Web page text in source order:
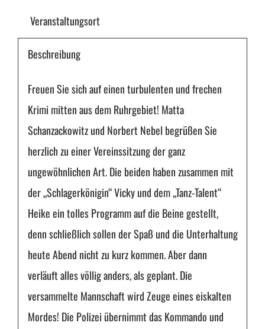
Veranstaltungsort
Beschreibung
Freuen Sie sich auf einen turbulenten und frechen
Krimi mitten aus dem Ruhrgebiet! Matta
Schanzackowitz und Norbert Nebel begrüßen Sie
herzlich zu einer Vereinssitzung der ganz
ungewöhnlichen Art. Die beiden haben zusammen mit
der „Schlagerkönigin“ Vicky und dem „Tanz-Talent“
Heike ein tolles Programm auf die Beine gestellt,
denn schließlich sollen der Spaß und die Unterhaltung
heute Abend nicht zu kurz kommen. Aber dann
verläuft alles völlig anders, als geplant. Die
versammelte Mannschaft wird Zeuge eines eiskalten
Mordes! Die Polizei übernimmt das Kommando und